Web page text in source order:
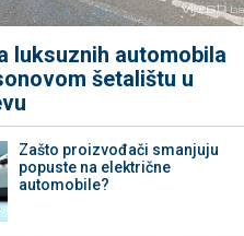
luksuznih automobila
šetalištu u
Zašto proizvođači smanjuju
popuste na električne
automobile?